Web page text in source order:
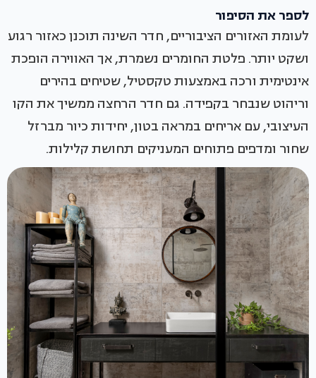
לספר את הסיפור
לעומת האזורים הציבוריים, חדר השינה תוכנן כאזור רגוע
ושקט יותר. פלטת החומרים נשמרת, אך האווירה הופכת
אינטימית ורכה באמצעות טקסטיל, שטיחים בהירים
וריהוט שנבחר בקפידה. גם חדר הרחצה ממשיך את הקו
העיצובי, עם אריחים במראה בטון, יחידות כיור מברזל
שחור ומדפים פתוחים המעניקים תחושת קלילות.